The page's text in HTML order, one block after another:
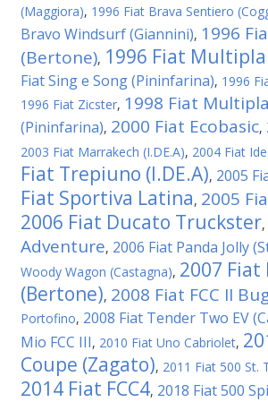
(Maggiora), 1996 Fiat Brava Sentiero
Bravo Windsurf (Giannini), 1996
(Bertone), 1996 Fiat
Fiat Sing e Song (Pininfarina), 1996
1996 Fiat Zicster, 1998 Fiat Multipla
(Pininfarina), 2000 Fiat Ecobasic,
2003 Fiat Marrakech (I.DE.A), 2004 Fiat
Fiat Trepiuno (I.DE.A), 2005
Fiat Sportiva Latina, 2005
2006 Fiat Ducato Truckster,
Adventure, 2006 Fiat Panda Jolly
Woody Wagon (Castagna), 2007
(Bertone), 2008 Fiat FCC II
Portofino, 2008 Fiat Tender Two EV
Mio FCC III, 2010 Fiat Uno Cabriolet,
Coupe (Zagato), 2011 Fiat 500 St.
2014 Fiat FCC4, 2018 Fiat 500